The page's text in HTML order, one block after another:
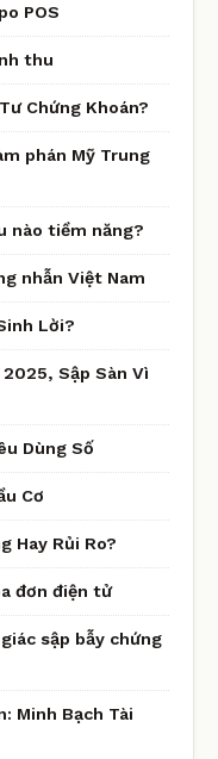
POS
thu
Chứng Khoán?
phán Mỹ Trung
nào tiềm năng?
nhẫn Việt Nam
Lời?
Sập Sàn Vì
Dùng Số
Cơ
Hay Rủi Ro?
đơn điện tử
sập bẫy chứng
Minh Bạch Tài